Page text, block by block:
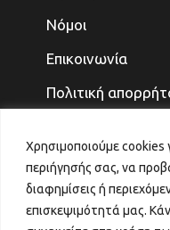
Χρησιμοποιούμε cookies
περιήγησής σας, να
διαφημίσεις ή
επισκεψιμότητά μας.
Νόμοι
Επικοινωνία
Πολιτική
ΓΙΑ ΤΑ ΠΑΙΔΙΑ
ΜΕΛΛΟΝ ΤΟ
31 Ιουλίου 2026